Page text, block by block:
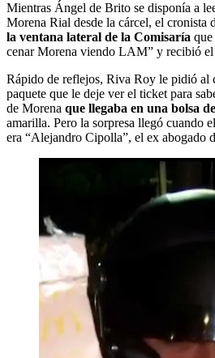
Mientras Ángel de Brito se disponía a
Morena Rial desde la cárcel, el cronista
la ventana lateral de la Comisaría
cenar Morena viendo LAM” y recibió
Rápido de reflejos, Riva Roy le pidió al
paquete que le deje ver el ticket para
de Morena que llegaba en una bolsa
amarilla. Pero la sorpresa llegó cuando
era “Alejandro Cipolla”, el ex abogado